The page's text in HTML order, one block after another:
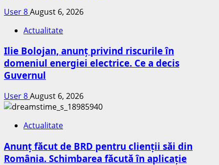
User 8August 6, 2026
Actualitate
Ilie Bolojan, anunț privind riscurile în
domeniul energiei electrice. Ce a decis
Guvernul
User 8August 6, 2026
Actualitate
Anunț făcut de BRD pentru clienții săi din
România. Schimbarea făcută în aplicație